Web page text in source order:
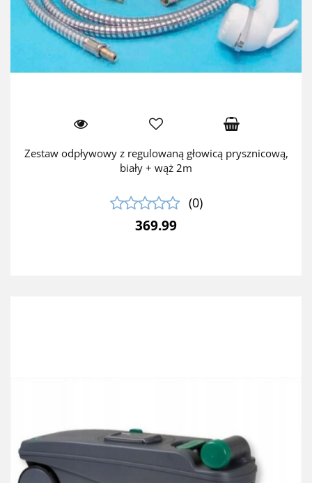
Zestaw odpływowy z regulowaną głowicą prysznicową,
biały + wąż 2m
(0)
369.99